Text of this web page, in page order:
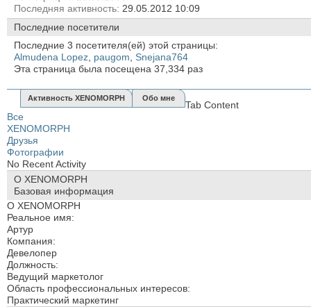
Последняя активность 29.05.2012 10:09
Последние посетители
Последние 3 посетителя(ей) этой страницы:
Almudena Lopez, paugom, Snejana764
Эта страница была посещена 37,334 раз
Активность XENOMORPH Обо мне
Tab Content
Все
XENOMORPH
Друзья
Фотографии
No Recent Activity
О XENOMORPH
Базовая информация
О XENOMORPH
Реальное имя:
Артур
Компания:
Девелопер
Должность:
Ведущий маркетолог
Область профессиональных интересов:
Практический маркетинг